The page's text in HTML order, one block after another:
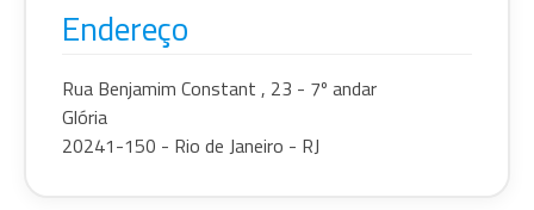
Endereço
Rua Benjamim Constant , 23 - 7º andar
Glória
20241-150 - Rio de Janeiro - RJ